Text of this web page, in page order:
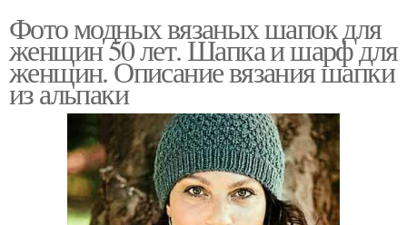
Фото модных вязаных шапок для
женщин 50 лет. Шапка и шарф для
женщин. Описание вязания шапки
из альпаки